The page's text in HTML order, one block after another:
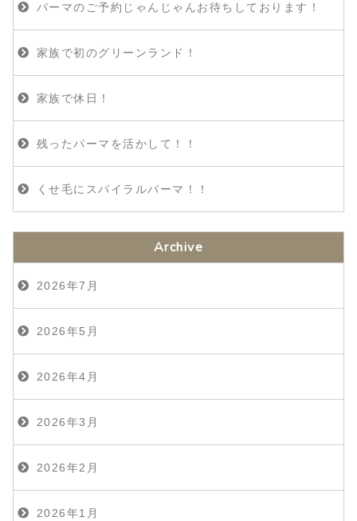
パーマのご予約じゃんじゃんお待ちしております！
家族で初のグリーンランド！
家族で休日！
残ったパーマを活かして！！
くせ毛にスパイラルパーマ！！
Archive
2026年7月
2026年5月
2026年4月
2026年3月
2026年2月
2026年1月